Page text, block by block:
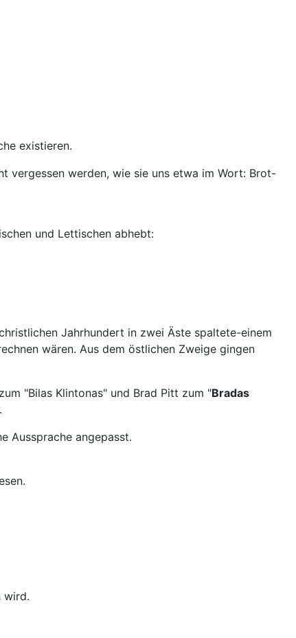
existieren.
vergessen werden, wie sie uns etwa im Wort: Brot-
und Lettischen abhebt:
Jahrhundert in zwei Äste spaltete-einem
wären. Aus dem östlichen Zweige gingen
"Bilas Klintonas" und Brad Pitt zum "Bradas
Aussprache angepasst.
wird.